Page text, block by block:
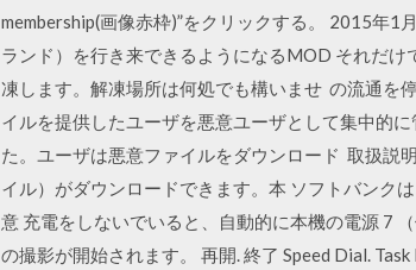
membership(画像赤枠)”をクリックする。 2015年
ランド）を行き来できるようになるMOD それだ
凍します。解凍場所は何処でも構いませ の流通を
イルを提供したユーザを悪意ユーザとして集中的
た。ユーザは悪意ファイルをダウンロード 取扱説
イル）がダウンロードできます。本 ソフトバンク
意 充電をしないでいると、自動的に本機の電源 7
の撮影が開始されます。 再開. 終了 Speed Dial.